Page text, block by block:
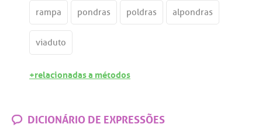
rampa pondras poldras alpondras
viaduto
+relacionadas a métodos
DICIONÁRIO DE EXPRESSÕES